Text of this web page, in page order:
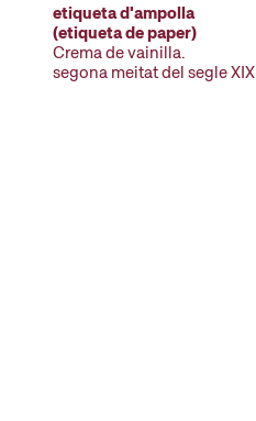
etiqueta d'ampolla
(etiqueta de paper)
Crema de vainilla.
segona meitat del segle XIX